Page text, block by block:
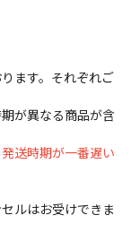
ます。それぞれご
が異なる商品が含
送時期が一番遅い
ルはお受けできま